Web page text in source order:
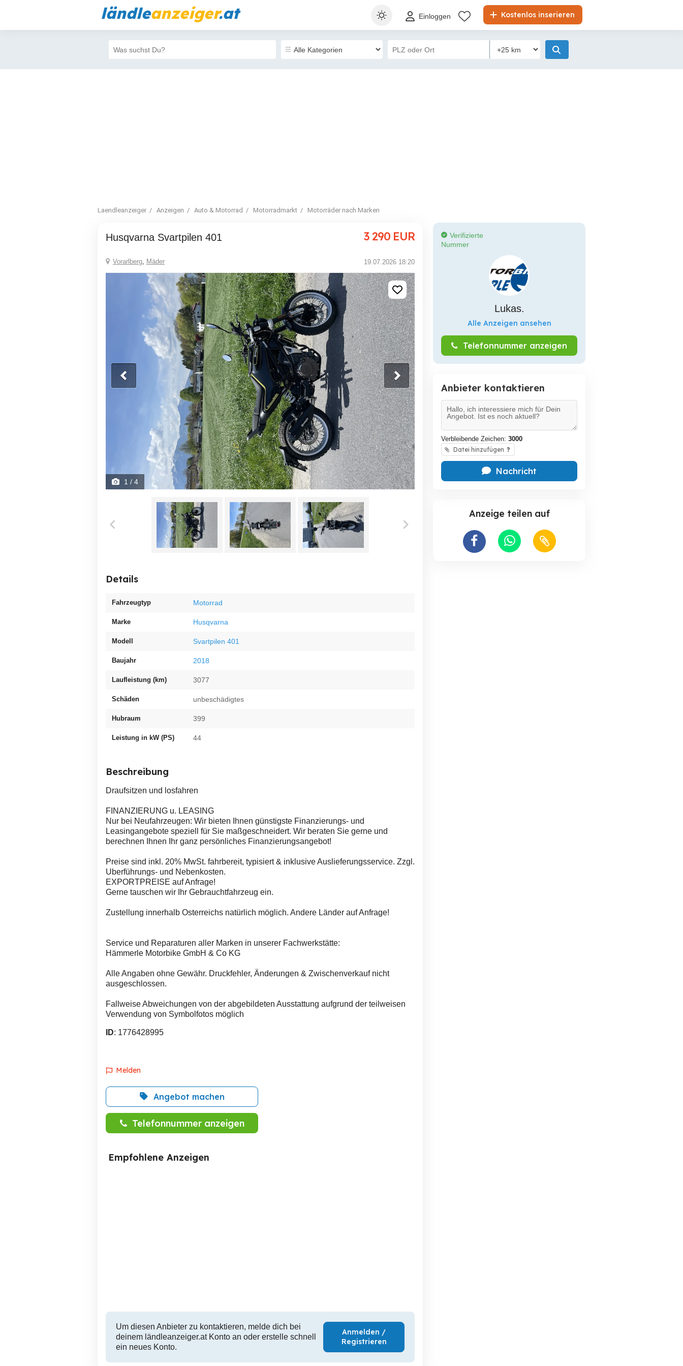
ländleanzeiger.at Kostenlos inserieren
Einloggen
Laendleanzeiger Anzeigen Auto & Motorrad Motorradmarkt Motorräder nach Marken
Husqvarna Svartpilen 401 3 290 EUR
Vorarlberg, Mäder 19.07.2026 18:20
1 / 4
Details
Fahrzeugtyp Motorrad
Marke Husqvarna
Modell Svartpilen 401
Baujahr 2018
Laufleistung (km) 3077
Schäden unbeschädigtes
Hubraum 399
Leistung in kW (PS) 44
Beschreibung
Draufsitzen und losfahren
FINANZIERUNG u. LEASING
Nur bei Neufahrzeugen: Wir bieten Ihnen günstigste Finanzierungs- und
Leasingangebote speziell für Sie maßgeschneidert. Wir beraten Sie gerne und
berechnen Ihnen Ihr ganz persönliches Finanzierungsangebot!
Preise sind inkl. 20% MwSt. fahrbereit, typisiert & inklusive Auslieferungsservice. Zzgl.
Uberführungs- und Nebenkosten.
EXPORTPREISE auf Anfrage!
Gerne tauschen wir Ihr Gebrauchtfahrzeug ein.
Zustellung innerhalb Osterreichs natürlich möglich. Andere Länder auf Anfrage!
Service und Reparaturen aller Marken in unserer Fachwerkstätte:
Hämmerle Motorbike GmbH & Co KG
Alle Angaben ohne Gewähr. Druckfehler, Änderungen & Zwischenverkauf nicht
ausgeschlossen.
Fallweise Abweichungen von der abgebildeten Ausstattung aufgrund der teilweisen
Verwendung von Symbolfotos möglich
ID: 1776428995
Melden
Angebot machen
Telefonnummer anzeigen
Empfohlene Anzeigen
Um diesen Anbieter zu kontaktieren, melde dich bei
deinem ländleanzeiger.at Konto an oder erstelle schnell
ein neues Konto.
Anmelden /
Registrieren
Verifizierte
Nummer
Lukas.
Alle Anzeigen ansehen
Telefonnummer anzeigen
Anbieter kontaktieren
Verbleibende Zeichen: 3000
Datei hinzufügen ?
Nachricht
Anzeige teilen auf